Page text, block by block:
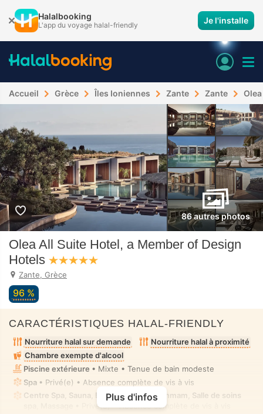
Halalbooking
L'app du voyage halal-friendly Je l'installe
Accueil Grèce Îles Ioniennes Zante Zante
86 autres photos
Olea All Suite Hotel, a Member of Design
Hotels
Zante, Grèce
96 %
CARACTÉRISTIQUES HALAL-FRIENDLY
Nourriture halal sur demande
Nourriture halal à proximité
Chambre exempte d'alcool
Piscine extérieure • Mixte • Tenue de bain modeste
Spa • Privé(e) • Absence complète de vis à vis
Centre Spa, Sauna, Bain de vapeur, Hammam, Salle de soins
• Privé(e) • Absence complète de vis à vis
Plus d'infos